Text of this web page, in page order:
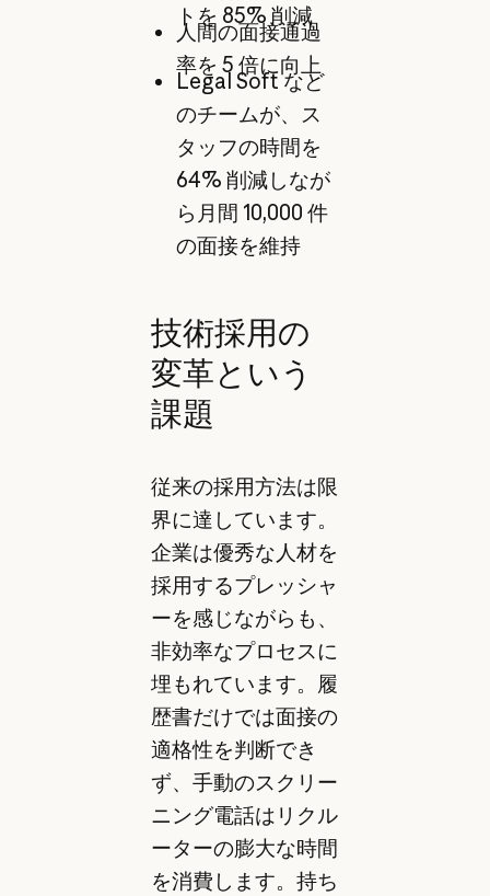
トを 85% 削減
人間の面接通過
率を 5 倍に向上
Legal Soft など
のチームが、ス
タッフの時間を
64% 削減しなが
ら月間 10,000 件
の面接を維持
技術採用の
変革という
課題
従来の採用方法は限
界に達しています。
企業は優秀な人材を
採用するプレッシャ
ーを感じながらも、
非効率なプロセスに
埋もれています。履
歴書だけでは面接の
適格性を判断でき
ず、手動のスクリー
ニング電話はリクル
ーターの膨大な時間
を消費します。持ち